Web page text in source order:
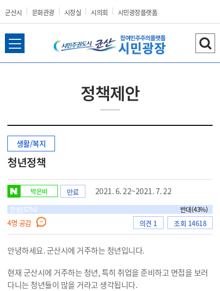
군산시 문화관광 시장실 시의회 시민광장플랫폼
군
시
홈
으
전
체
검
색
정책제안
생활/복지
청년정책
박은비 만료 2021. 6. 22~2021. 7. 22
찬성(57%) 반대(43%)
4명 공감 의견 1 조회 14618
안녕하세요. 군산시에 거주하는 청년입니다.
현재 군산시에 거주하는 청년, 특히 취업을 준비하고 면접을 보러
다니는 청년들이 많을 거라고 생각됩니다.